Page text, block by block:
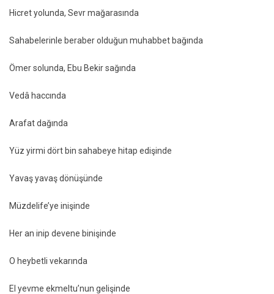
Hicret yolunda, Sevr mağarasında
Sahabelerinle beraber olduğun muhabbet bağında
Ömer solunda, Ebu Bekir sağında
Vedâ haccında
Arafat dağında
Yüz yirmi dört bin sahabeye hitap edişinde
Yavaş yavaş dönüşünde
Müzdelife’ye inişinde
Her an inip devene binişinde
O heybetli vekarında
El yevme ekmeltu’nun gelişinde